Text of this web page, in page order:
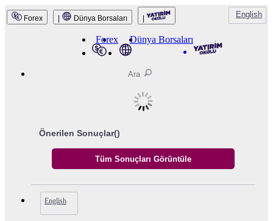
QNB Invest
Forex Dünya Borsaları English
Forex Dünya Borsaları
Önerilen Sonuçlar()
English